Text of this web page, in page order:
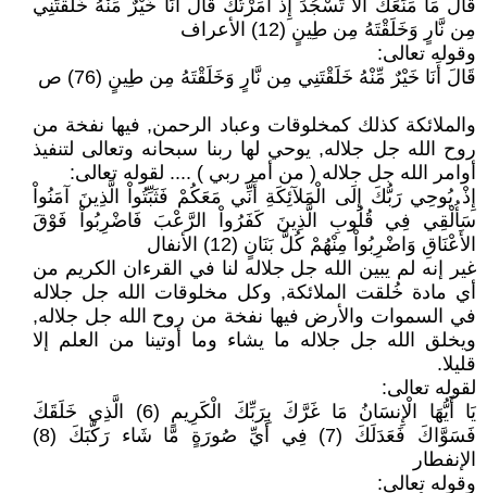
قَالَ مَا مَنَعَكَ أَلاَّ تَسْجُدَ إِذْ أَمَرْتُكَ قَالَ أَنَاْ خَيْرٌ مِّنْهُ خَلَقْتَنِي
مِن نَّارٍ وَخَلَقْتَهُ مِن طِينٍ (12) الأعراف
وقوله تعالى:
قَالَ أَنَا خَيْرٌ مِّنْهُ خَلَقْتَنِي مِن نَّارٍ وَخَلَقْتَهُ مِن طِينٍ (76) ص
والملائكة كذلك كمخلوقات وعباد الرحمن, فيها نفخة من
روح الله جل جلاله, يوحي لها ربنا سبحانه وتعالى لتنفيذ
أوامر الله جل جلاله ( من أمر ربي ) .... لقوله تعالى:
إِذْ يُوحِي رَبُّكَ إِلَى الْمَلآئِكَةِ أَنِّي مَعَكُمْ فَثَبِّتُواْ الَّذِينَ آمَنُواْ
سَأُلْقِي فِي قُلُوبِ الَّذِينَ كَفَرُواْ الرَّعْبَ فَاضْرِبُواْ فَوْقَ
الأَعْنَاقِ وَاضْرِبُواْ مِنْهُمْ كُلَّ بَنَانٍ (12) الأنفال
غير إنه لم يبين الله جل جلاله لنا في القرءان الكريم من
أي مادة خُلقت الملائكة, وكل مخلوقات الله جل جلاله
في السموات والأرض فيها نفخة من روح الله جل جلاله,
ويخلق الله جل جلاله ما يشاء وما أوتينا من العلم إلا
قليلا.
لقوله تعالى:
يَا أَيُّهَا الْإِنسَانُ مَا غَرَّكَ بِرَبِّكَ الْكَرِيمِ (6) الَّذِي خَلَقَكَ
فَسَوَّاكَ فَعَدَلَكَ (7) فِي أَيِّ صُورَةٍ مَّا شَاء رَكَّبَكَ (8)
الإنفطار
وقوله تعالى: